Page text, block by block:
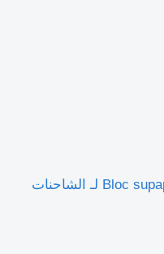
صمام الهواء Bloc supapă frână de evacuare لـ الشاحنات